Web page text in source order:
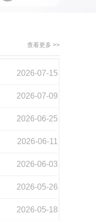
2026-07-15
2026-07-09
2026-06-25
2026-06-11
2026-06-03
2026-05-26
2026-05-18
查看更多 >>